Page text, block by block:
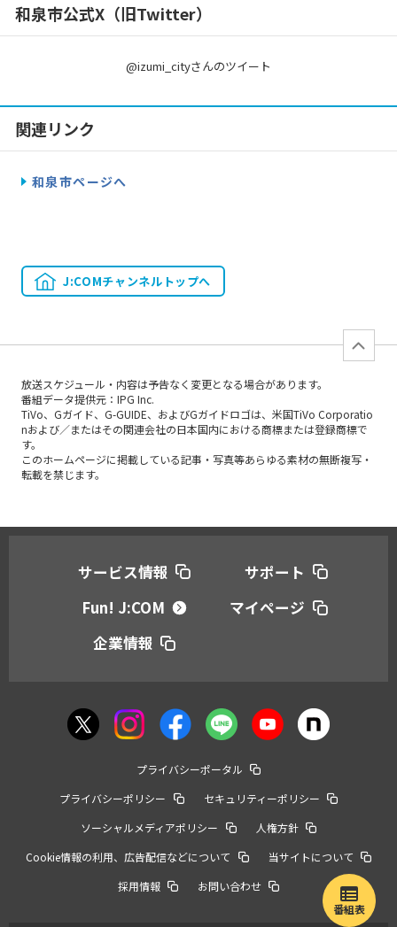
和泉市公式X（旧Twitter）
@izumi_cityさんのツイート
関連リンク
和泉市ページへ
J:COMチャンネルトップへ
番組表
放送スケジュール・内容は予告なく変更となる場合があります。
番組データ提供元：IPG Inc.
TiVo、Gガイド、G-GUIDE、およびGガイドロゴは、米国TiVo Corporatio
nおよび／またはその関連会社の日本国内における商標または登録商標で
す。
このホームページに掲載している記事・写真等あらゆる素材の無断複写・
転載を禁じます。
サービス情報
サポート
Fun! J:COM
マイページ
企業情報
プライバシーポータル
プライバシーポリシー
セキュリティーポリシー
ソーシャルメディアポリシー
人権方針
Cookie情報の利用、広告配信などについて
当サイトについて
採用情報
お問い合わせ